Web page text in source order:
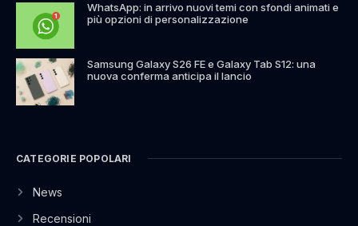
WhatsApp: in arrivo nuovi temi con sfondi animati e
più opzioni di personalizzazione
Samsung Galaxy S26 FE e Galaxy Tab S12: una
nuova conferma anticipa il lancio
CATEGORIE POPOLARI
News
Recensioni